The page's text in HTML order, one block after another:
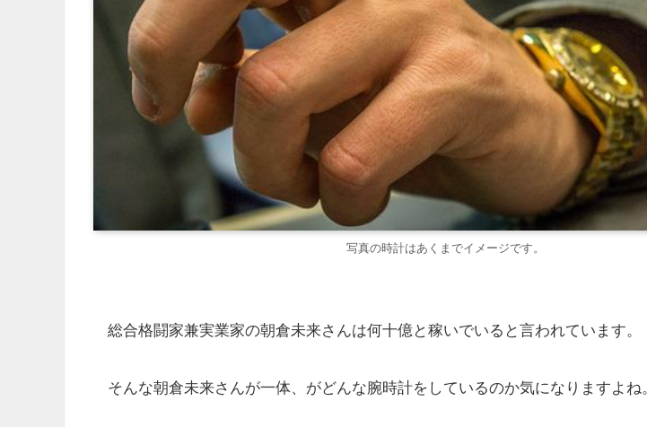
写真の時計はあくまでイメージです。
総合格闘家兼実業家の朝倉未来さんは何十億と稼いでいると言われています。
そんな朝倉未来さんが一体、がどんな腕時計をしているのか気になりますよね。